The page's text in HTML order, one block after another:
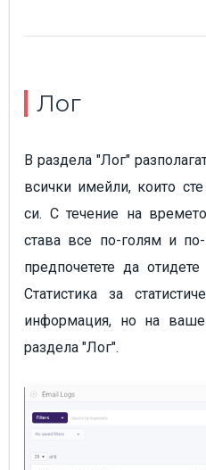
Лог
В раздела "Лог"
всички имейли, които
си. С течение на
става все по-голям и
предпочетете да
Статистика за
информация, но на
раздела "Лог".